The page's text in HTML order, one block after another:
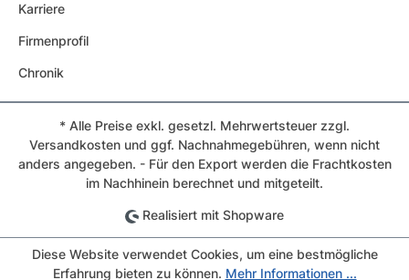
Karriere
Firmenprofil
Chronik
* Alle Preise exkl. gesetzl. Mehrwertsteuer zzgl.
Versandkosten und ggf. Nachnahmegebühren, wenn nicht
anders angegeben. - Für den Export werden die Frachtkosten
im Nachhinein berechnet und mitgeteilt.
Realisiert mit Shopware
Diese Website verwendet Cookies, um eine bestmögliche
Erfahrung bieten zu können. Mehr Informationen ...